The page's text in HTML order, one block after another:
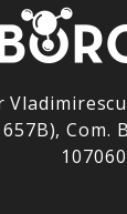
Com.
107060